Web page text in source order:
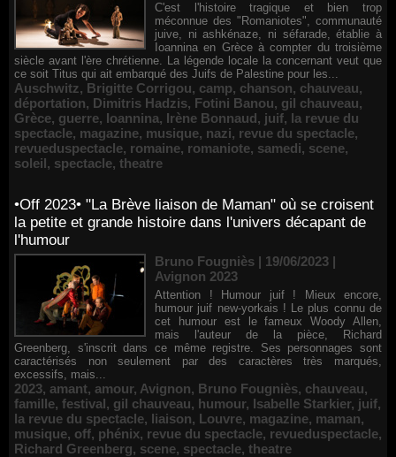
C'est l'histoire tragique et bien trop
méconnue des "Romaniotes", communauté
juive, ni ashkénaze, ni séfarade, établie à
Ioannina en Grèce à compter du troisième
siècle avant l'ère chrétienne. La légende locale la concernant veut que
ce soit Titus qui ait embarqué des Juifs de Palestine pour les...
Auschwitz, Brigitte Corrigou, camp, chanson, chauveau,
déportation, Dimitris Hadzis, Fotini Banou, gil chauveau,
Grèce, guerre, Ioannina, Irène Bonnaud, juif, la revue du
spectacle, magazine, musique, nazi, revue du spectacle,
revueduspectacle, romaine, romaniote, samedi, scene,
soleil, spectacle, theatre
•Off 2023• "La Brève liaison de Maman" où se croisent
la petite et grande histoire dans l'univers décapant de
l'humour
Bruno Fougniès | 19/06/2023 |
Avignon 2023
Attention ! Humour juif ! Mieux encore,
humour juif new-yorkais ! Le plus connu de
cet humour est le fameux Woody Allen,
mais l'auteur de la pièce, Richard
Greenberg, s'inscrit dans ce même registre. Ses personnages sont
caractérisés non seulement par des caractères très marqués,
excessifs, mais...
2023, amant, amour, Avignon, Bruno Fougniès, chauveau,
famille, festival, gil chauveau, humour, Isabelle Starkier, juif,
la revue du spectacle, liaison, Louvre, magazine, maman,
musique, off, phénix, revue du spectacle, revueduspectacle,
Richard Greenberg, scene, spectacle, theatre